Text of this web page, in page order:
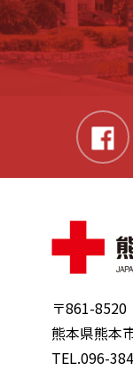
〒861-8520
熊本県熊本
TEL.096-